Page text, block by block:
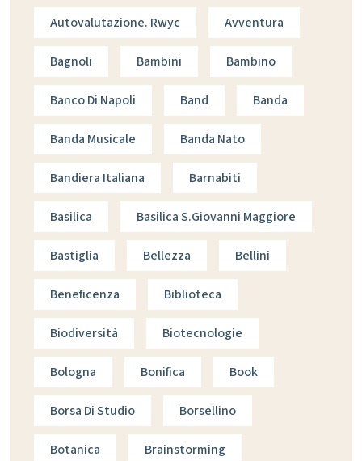
Autovalutazione. Rwyc Avventura
Bagnoli Bambini Bambino
Banco Di Napoli Band Banda
Banda Musicale Banda Nato
Bandiera Italiana Barnabiti
Basilica Basilica S.giovanni Maggiore
Bastiglia Bellezza Bellini
Beneficenza Biblioteca
Biodiversità Biotecnologie
Bologna Bonifica Book
Borsa Di Studio Borsellino
Botanica Brainstorming